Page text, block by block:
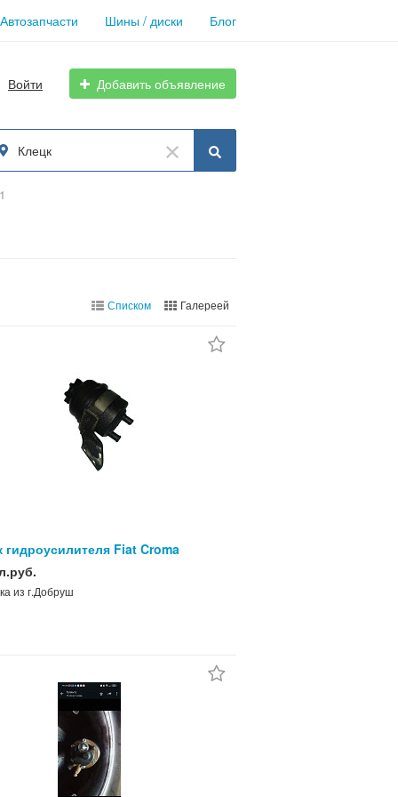
Автозапчасти Шины / диски Блог
Войти Добавить объявление
Клецк
1
Списком Галереей
гидроусилителя Fiat Croma
из г.Добруш